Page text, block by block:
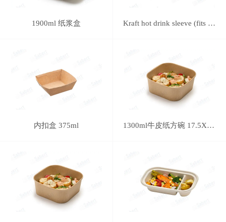
1900ml 纸浆盒 Kraft hot drink sleeve (fits 8oz. cup - no printing)
内扣盒 375ml 1300ml牛皮纸方碗 17.5X17.5cm